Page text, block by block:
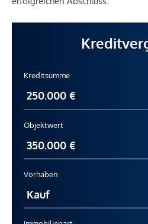
Kreditsumme
Objektwert
Vorhaben